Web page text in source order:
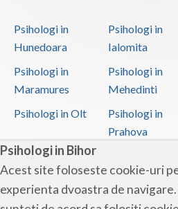
Psihologi in Bihor
Acest site foloseste cookie-uri
experienta dvoastra de
Psihologi in
Hunedoara
Psihologi in
Ialomita
Psihologi in
Maramures
Psihologi in
Mehedinti
Psihologi in Olt
Psihologi in
Prahova
Psihologi in Sibiu
Psihologi in
Suceava